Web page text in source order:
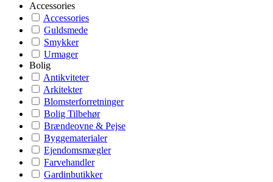
Accessories
Accessories
Guldsmede
Smykker
Urmager
Bolig
Antikviteter
Arkitekter
Blomsterforretninger
Bolig Tilbehør
Brændeovne & Pejse
Byggematerialer
Ejendomsmægler
Farvehandler
Gardinbutikker